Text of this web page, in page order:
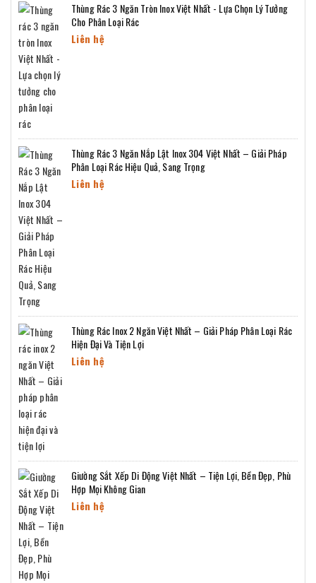
Thùng Rác 3 Ngăn Tròn Inox Việt Nhất - Lựa Chọn Lý Tưởng
Cho Phân Loại Rác
Liên hệ
Thùng Rác 3 Ngăn Nắp Lật Inox 304 Việt Nhất – Giải Pháp
Phân Loại Rác Hiệu Quả, Sang Trọng
Liên hệ
Thùng Rác Inox 2 Ngăn Việt Nhất – Giải Pháp Phân Loại Rác
Hiện Đại Và Tiện Lợi
Liên hệ
Giường Sắt Xếp Di Động Việt Nhất – Tiện Lợi, Bền Đẹp, Phù
Hợp Mọi Không Gian
Liên hệ